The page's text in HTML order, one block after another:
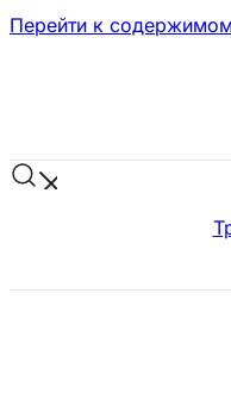
Перейти к